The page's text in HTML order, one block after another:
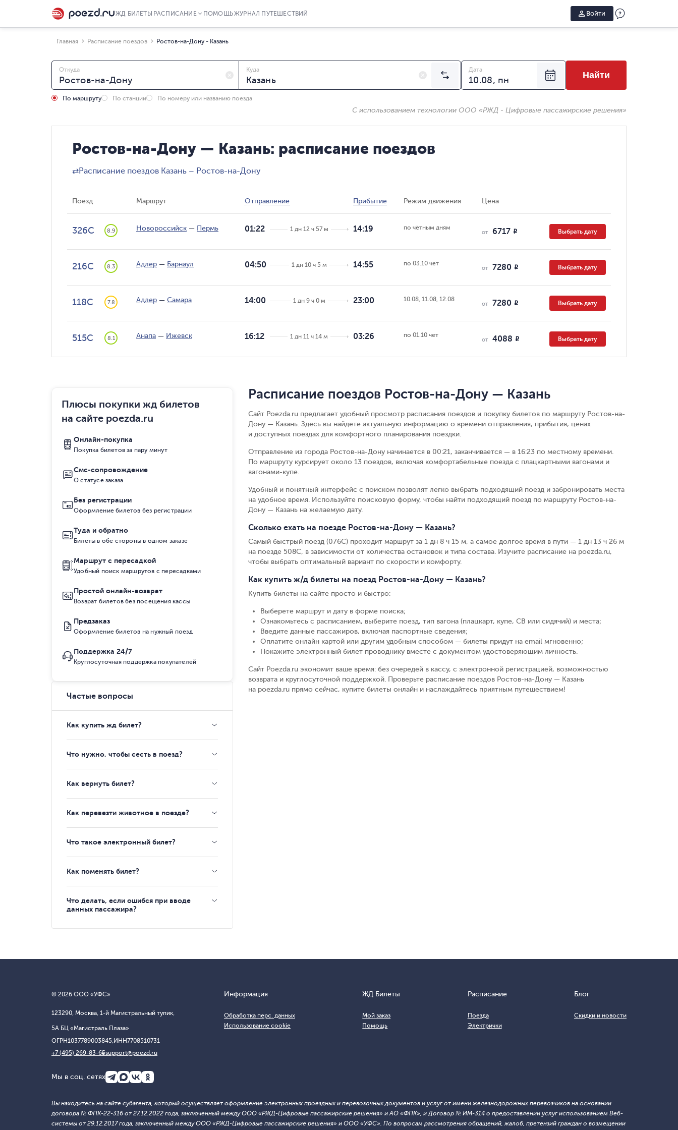
ЖД БИЛЕТЫ РАСПИСАНИЕ ПОМОЩЬЖУРНАЛ ПУТЕШЕСТВИЙ Войти
Главная Расписание поездов Ростов-на-Дону - Казань
Откуда Куда
По маршруту По станции По номеру или названию поезда
Дата
Найти
С использованием технологии ООО «РЖД - Цифровые пассажирские решения»
Ростов-на-Дону — Казань: расписание поездов
⇄Расписание поездов Казань – Ростов-на-Дону
Поезд Маршрут Отправление Прибытие Режим движения Цена
326С 8.9 Новороссийск — Пермь 01:22 1 дн 12 ч 57 м 14:19 по чётным дням
от 6717 R Выбрать дату
216С 8.3 Адлер — Барнаул 04:50 1 дн 10 ч 5 м 14:55 по 03.10 чет
от 7280 R Выбрать дату
118С 7.8 Адлер — Самара 14:00 1 дн 9 ч 0 м 23:00 10.08, 11.08, 12.08
от 7280 R Выбрать дату
515С 8.1 Анапа — Ижевск 16:12 1 дн 11 ч 14 м 03:26 по 01.10 чет
от 4088 R Выбрать дату
Расписание поездов Ростов-на-Дону — Казань
Сайт Poezda.ru предлагает удобный просмотр расписания поездов и покупку билетов по маршруту Ростов-на-
Дону — Казань. Здесь вы найдете актуальную информацию о времени отправления, прибытия, ценах
и доступных поездах для комфортного планирования поездки.
Отправление из города Ростов-на-Дону начинается в 00:21, заканчивается — в 16:23 по местному времени.
По маршруту курсирует около 13 поездов, включая комфортабельные поезда с плацкартными вагонами и
вагонами-купе.
Удобный и понятный интерфейс с поиском позволят легко выбрать подходящий поезд и забронировать места
на удобное время. Используйте поисковую форму, чтобы найти подходящий поезд по маршруту Ростов-на-
Дону — Казань на желаемую дату.
Сколько ехать на поезде Ростов-на-Дону — Казань?
Самый быстрый поезд (076С) проходит маршрут за 1 дн 8 ч 15 м, а самое долгое время в пути — 1 дн 13 ч 26 м
на поезде 508С, в зависимости от количества остановок и типа состава. Изучите расписание на poezda.ru,
чтобы выбрать оптимальный вариант по скорости и комфорту.
Как купить ж/д билеты на поезд Ростов-на-Дону — Казань?
Купить билеты на сайте просто и быстро:
Выберете маршрут и дату в форме поиска;
Ознакомьтесь с расписанием, выберите поезд, тип вагона (плацкарт, купе, СВ или сидячий) и места;
Введите данные пассажиров, включая паспортные сведения;
Оплатите онлайн картой или другим удобным способом — билеты придут на email мгновенно;
Покажите электронный билет проводнику вместе с документом удостоверяющим личность.
Сайт Poezda.ru экономит ваше время: без очередей в кассу, с электронной регистрацией, возможностью
возврата и круглосуточной поддержкой. Проверьте расписание поездов Ростов-на-Дону — Казань
на poezda.ru прямо сейчас, купите билеты онлайн и наслаждайтесь приятным путешествием!
Плюсы покупки жд билетов
на сайте poezda.ru
Онлайн-покупка
Покупка билетов за пару минут
Смс-сопровождение
О статусе заказа
Без регистрации
Оформление билетов без регистрации
Туда и обратно
Билеты в обе стороны в одном заказе
Маршрут с пересадкой
Удобный поиск маршрутов с пересадками
Простой онлайн-возврат
Возврат билетов без посещения кассы
Предзаказ
Оформление билетов на нужный поезд
Поддержка 24/7
Круглосуточная поддержка покупателей
Частые вопросы
Как купить жд билет?
Что нужно, чтобы сесть в поезд?
Как вернуть билет?
Как перевезти животное в поезде?
Что такое электронный билет?
Как поменять билет?
Что делать, если ошибся при вводе
данных пассажира?
© 2026 ООО «УФС»
123290, Москва, 1-й Магистральный тупик,
5А БЦ «Магистраль Плаза»
ОГРН1037789003845;ИНН7708510731
+7 (495) 269-83-65support@poezd.ru
Информация
Обработка перс. данных
Использование cookie
ЖД Билеты
Мой заказ
Помощь
Расписание
Поезда
Электрички
Блог
Скидки и новости
Мы в соц. сетях
Вы находитесь на сайте субагента, который осуществляет оформление электронных проездных и перевозочных документов и услуг от имени железнодорожных перевозчиков на основании
договора № ФПК-22-316 от 27.12.2022 года, заключенный между ООО «РЖД-Цифровые пассажирские решения» и АО «ФПК», и Договор № ИМ-314 о предоставлении услуг использованием Веб-
системы от 29.12.2017 года, заключенный между ООО «РЖД-Цифровые пассажирские решения» и ООО «УФС». По вопросам рассмотрения обращений, жалоб, претензий граждан о возмещении